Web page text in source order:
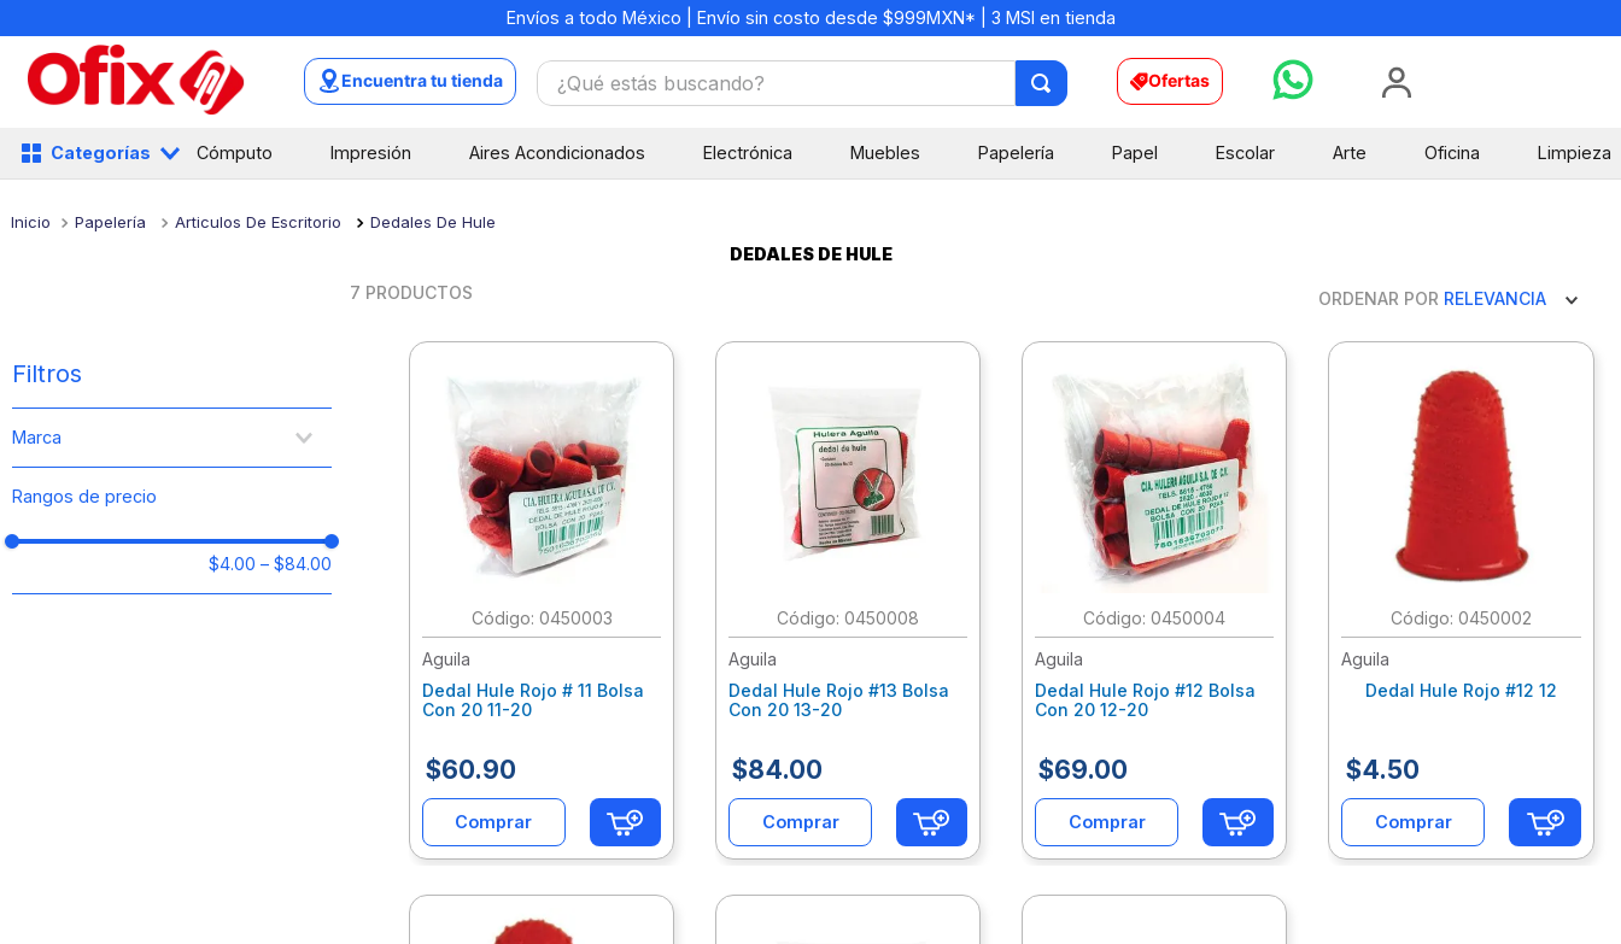
Envíos a todo México | Envío sin costo desde $999MXN* | 3 MSI en tienda
Encuentra tu tienda ¿Qué estás buscando? Ofertas
Categorías Cómputo Impresión Aires Acondicionados Electrónica Muebles Papelería Papel Escolar Arte Oficina Limpieza
Papelería Articulos De Escritorio Dedales De Hule
DEDALES DE HULE
7 PRODUCTOS ORDENAR POR RELEVANCIA
Filtros
Marca
Rangos de precio
$4.00 – $84.00
: 0450003
Aguila
Dedal Hule Rojo # 11 Bolsa
Con 20 11-20
$60.90
Comprar
:0450008
Aguila
Dedal Hule Rojo #13 Bolsa
Con 20 13-20
$84.00
Comprar
:0450004
Aguila
Dedal Hule Rojo #12 Bolsa
Con 20 12-20
$69.00
Comprar
: 0450002
Aguila
Dedal Hule Rojo #12 12
$4.50
Comprar
5.
colores
boligrafo
7
escritorio
8.
sacapuntas
9.
escolar
10. lapiz
1.
mochilas
.
libretas
3.
cuaderno
5.
colores
10.